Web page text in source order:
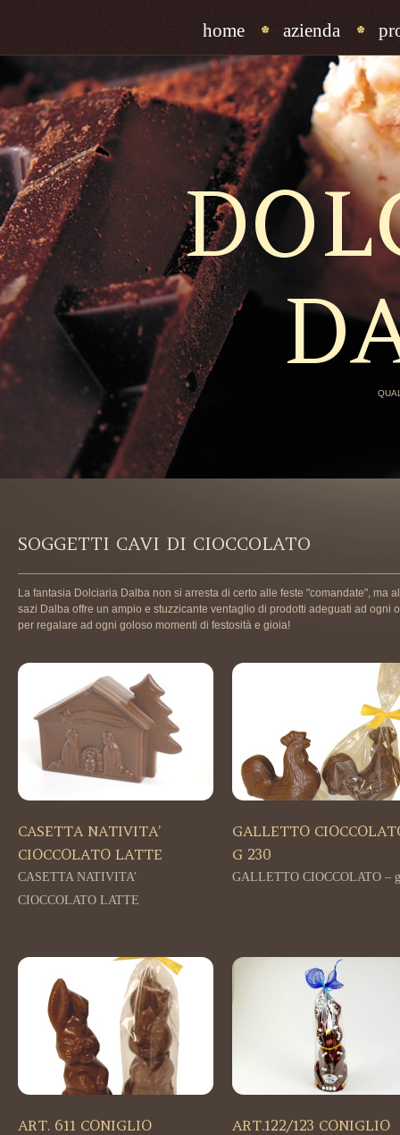
home azienda
SOGGETTI CAVI DI CIOCCOLATO
La fantasia Dolciaria Dalba non si arresta di certo alle feste "comandate",
sazi Dalba offre un ampio e stuzzicante ventaglio di prodotti adeguati ad
per regalare ad ogni goloso momenti di festosità e gioia!
CASETTA NATIVITA’
CIOCCOLATO LATTE
CASETTA NATIVITA’
CIOCCOLATO LATTE
GALLETTO
G 230
GALLETTO CIOCCOLATO – g
ART. 611 CONIGLIO
ART.122/123 CONIGLIO